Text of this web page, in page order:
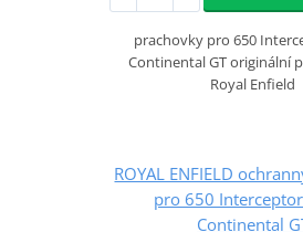
prachovky pro 650
Continental GT originální
Royal Enfield
ROYAL ENFIELD
pro 650
Continental